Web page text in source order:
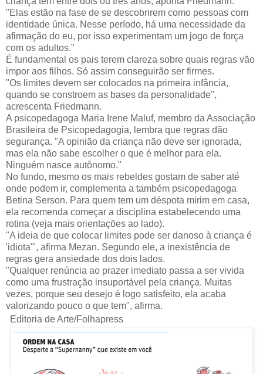
"Elas estão na fase de se descobrirem como pessoas com
identidade única. Nesse período, há uma necessidade da
afirmação do eu, por isso experimentam um jogo de força
com os adultos."
É fundamental os pais terem clareza sobre quais regras vão
impor aos filhos. Só assim conseguirão ser firmes.
"Os limites devem ser colocados na primeira infância,
quando se constroem as bases da personalidade",
acrescenta Friedmann.
A psicopedagoga Maria Irene Maluf, membro da Associação
Brasileira de Psicopedagogia, lembra que regras dão
segurança. "A opinião da criança não deve ser ignorada,
mas ela não sabe escolher o que é melhor para ela.
Ninguém nasce autônomo."
No fundo, mesmo os mais rebeldes gostam de saber até
onde podem ir, complementa a também psicopedagoga
Betina Serson. Para quem tem um déspota mirim em casa,
ela recomenda começar a disciplina estabelecendo uma
rotina (veja mais orientações ao lado).
"A ideia de que colocar limites pode ser danoso à criança é
'idiota'", afirma Mezan. Segundo ele, a inexistência de
regras gera ansiedade dos dois lados.
"Qualquer renúncia ao prazer imediato passa a ser vivida
como uma frustração insuportável pela criança. Muitas
vezes, porque seu desejo é logo satisfeito, ela acaba
valorizando pouco o que tem", afirma.
Editoria de Arte/Folhapress